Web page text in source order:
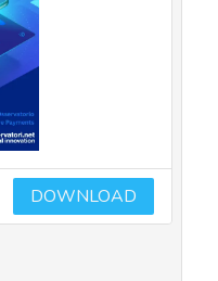
DOWNLOAD